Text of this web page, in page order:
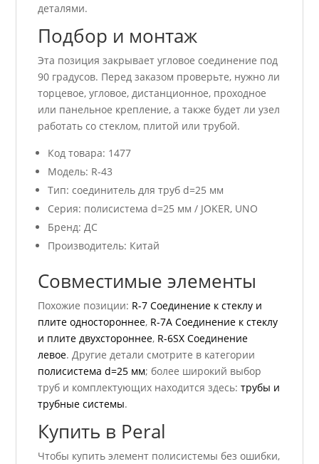
деталями.
Подбор и монтаж
Эта позиция закрывает угловое соединение под
90 градусов. Перед заказом проверьте, нужно ли
торцевое, угловое, дистанционное, проходное
или панельное крепление, а также будет ли узел
работать со стеклом, плитой или трубой.
Код товара: 1477
Модель: R-43
Тип: соединитель для труб d=25 мм
Серия: полисистема d=25 мм / JOKER, UNO
Бренд: ДС
Производитель: Китай
Совместимые элементы
Похожие позиции: R-7 Соединение к стеклу и
плите одностороннее, R-7А Соединение к стеклу
и плите двухстороннее, R-6SX Соединение
левое. Другие детали смотрите в категории
полисистема d=25 мм; более широкий выбор
труб и комплектующих находится здесь:трубы и
трубные системы.
Купить в Peral
Чтобы купить элемент полисистемы без ошибки,